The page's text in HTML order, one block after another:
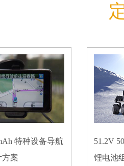
特种设备导航
方案
51.2V
锂电池